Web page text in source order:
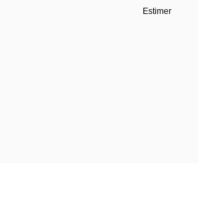
Estimer